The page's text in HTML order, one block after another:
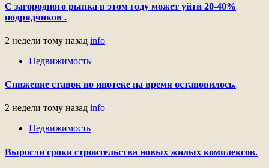
С загородного рынка в этом году может уйти 20-40%
подрядчиков .
2 недели тому назад info
Недвижимость
Снижение ставок по ипотеке на время остановилось.
2 недели тому назад info
Недвижимость
Выросли сроки строительства новых жилых комплексов.